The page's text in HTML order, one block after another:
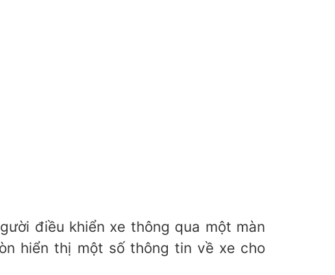
điều khiển xe thông qua một màn
hiển thị một số thông tin về xe cho